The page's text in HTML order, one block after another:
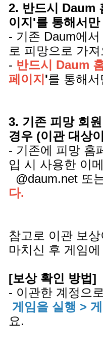
2. 반드시 Daum
이지'를 통해서
- 기존 Daum에
로 피망으로 가
- 반드시 Daum
페이지 '를 통해
3. 기존 피망 회
경우 (이관 대상
- 기존에 피망 홈
입 시 사용한 이
@daum.net 또
다.
참고로 이관 보
마치신 후 게임
[보상 확인 방법]
- 이관한 계정으
게임을 실행 >
요.